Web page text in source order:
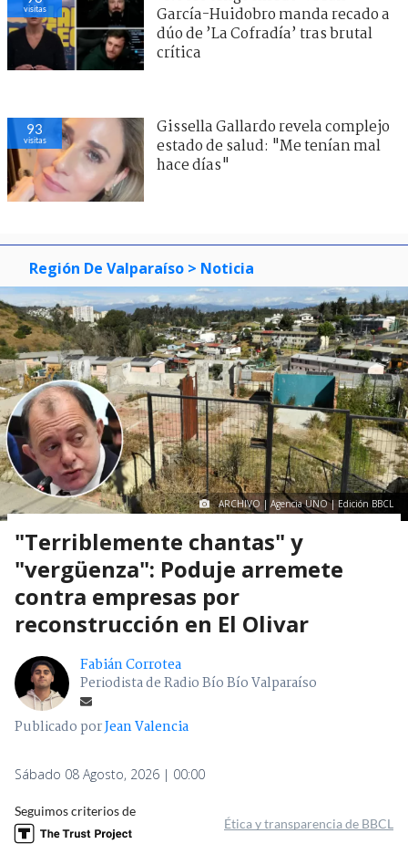
visitas
García-Huidobro manda recado a
dúo de ’La Cofradía’ tras brutal
crítica
93
visitas
Gissella Gallardo revela complejo
estado de salud: "Me tenían mal
hace días"
Región De Valparaíso > Noticia
ARCHIVO | Agencia UNO | Edición BBCL
"Terriblemente chantas" y
"vergüenza": Poduje arremete
contra empresas por
reconstrucción en El Olivar
Fabián Corrotea
Periodista de Radio Bío Bío Valparaíso
Publicado porJean Valencia
Sábado 08 Agosto, 2026 | 00:00
Seguimos criterios de
Ética y transparencia de BBCL